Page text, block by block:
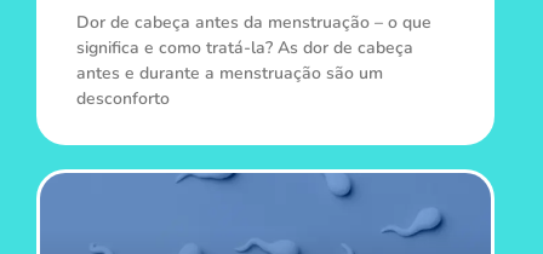
Dor de cabeça antes da menstruação – o que
significa e como tratá-la? As dor de cabeça
antes e durante a menstruação são um
desconforto